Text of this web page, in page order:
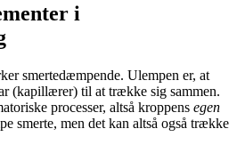
i
smertedæmpende. Ulempen er, at
(kapillærer) til at trække sig sammen.
processer, altså kroppens egen
smerte, men det kan altså også trække